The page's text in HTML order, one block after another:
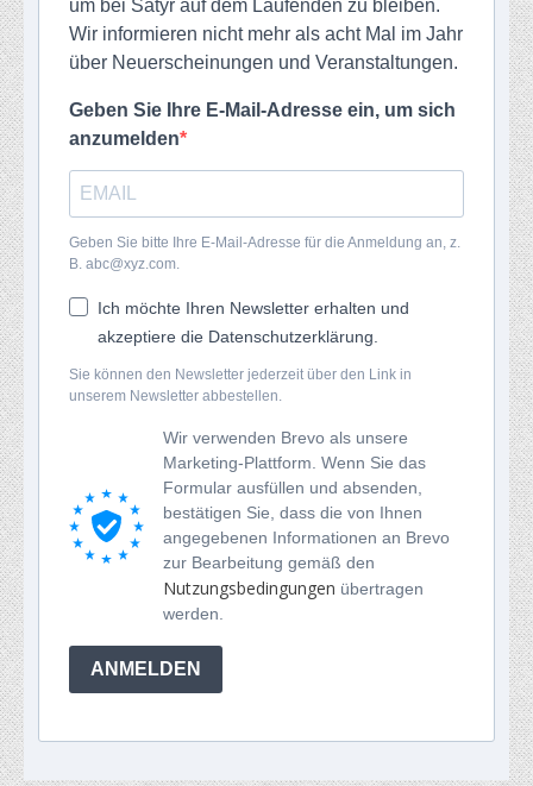
um bei Satyr auf dem Laufenden zu bleiben.
Wir informieren nicht mehr als acht Mal im Jahr
über Neuerscheinungen und Veranstaltungen.
Geben Sie Ihre E-Mail-Adresse ein, um sich
anzumelden
Geben Sie bitte Ihre E-Mail-Adresse für die Anmeldung an, z.
B. abc@xyz.com.
Ich möchte Ihren Newsletter erhalten und
akzeptiere die Datenschutzerklärung.
Sie können den Newsletter jederzeit über den Link in
unserem Newsletter abbestellen.
Wir verwenden Brevo als unsere
Marketing-Plattform. Wenn Sie das
Formular ausfüllen und absenden,
bestätigen Sie, dass die von Ihnen
angegebenen Informationen an Brevo
zur Bearbeitung gemäß den
Nutzungsbedingungen übertragen
werden.
ANMELDEN